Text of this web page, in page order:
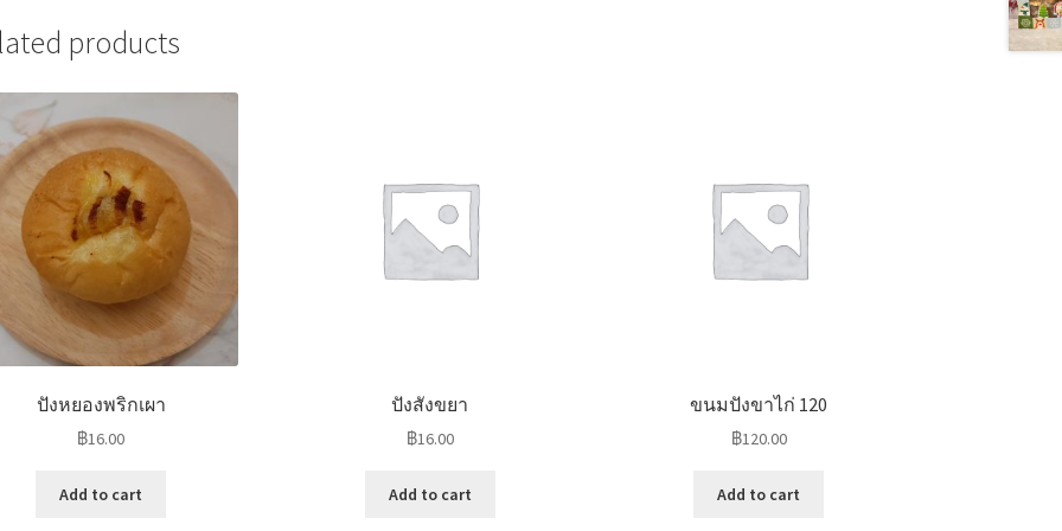
products
ปังหยองพริกเผา
฿16.00
Add to cart
ปังสังขยา
฿16.00
Add to cart
ขนมปังขาไก่ 120
฿120.00
Add to cart